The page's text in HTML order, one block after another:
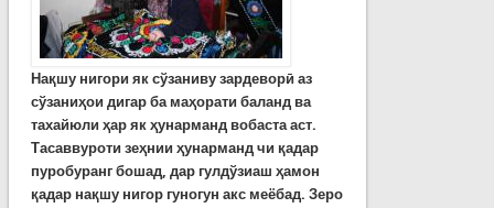
Нақшу нигори як сўзаниву зардеворӣ аз
сўзаниҳои дигар ба маҳорати баланд ва
тахайюли ҳар як ҳунарманд вобаста аст.
Тасаввуроти зеҳнии ҳунарманд чи қадар
пуробуранг бошад, дар гулдўзиаш ҳамон
қадар нақшу нигор гуногун акс меёбад. Зеро